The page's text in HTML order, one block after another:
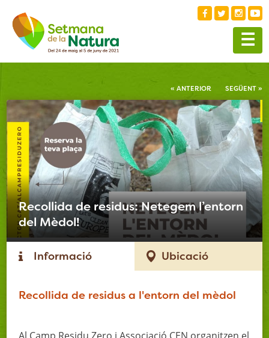
☰
« ANTERIOR SEGÜENT »
Recollida de residus: Netegem l’entorn
del Mèdol!
Informació Ubicació
Recollida de residus a l'entorn del mèdol